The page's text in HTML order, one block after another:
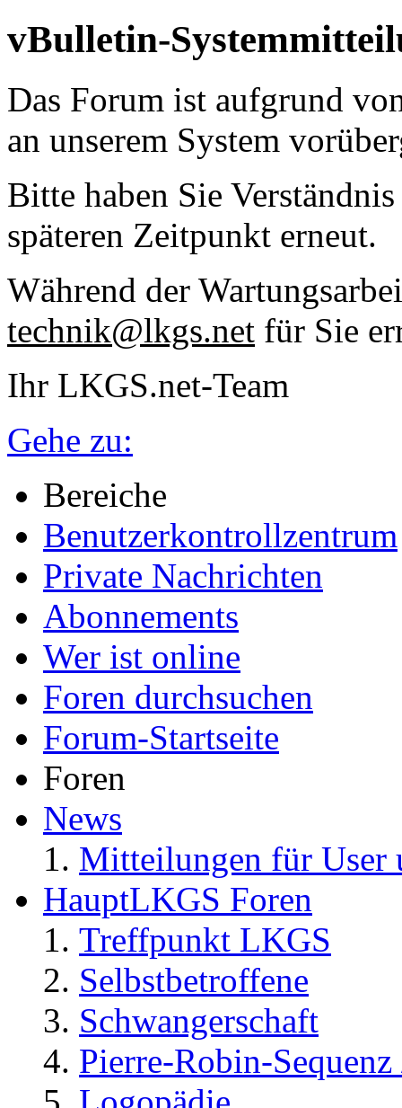
vBulletin-
Das Forum ist aufgrund
an unserem System
Bitte haben Sie
späteren Zeitpunkt erneut.
Während der
technik@lkgs.net für Sie
Ihr LKGS.net-Team
Gehe zu:
Bereiche
Benutzerkontrollzentrum
Private Nachrichten
Abonnements
Wer ist online
Foren durchsuchen
Forum-Startseite
Foren
News
Mitteilungen für User
HauptLKGS Foren
Treffpunkt LKGS
Selbstbetroffene
Schwangerschaft
Pierre-Robin-